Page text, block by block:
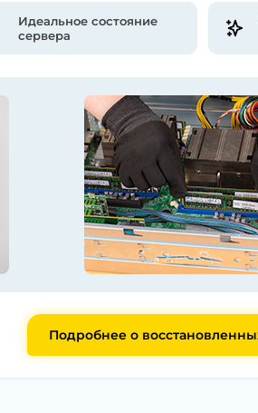
Идеальное состояние
сервера
Подробнее о